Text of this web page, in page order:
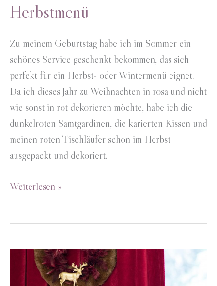
Herbstmenü
Zu meinem Geburtstag habe ich im Sommer ein
schönes Service geschenkt bekommen, das sich
perfekt für ein Herbst- oder Wintermenü eignet.
Da ich dieses Jahr zu Weihnachten in rosa und nicht
wie sonst in rot dekorieren möchte, habe ich die
dunkelroten Samtgardinen, die karierten Kissen und
meinen roten Tischläufer schon im Herbst
ausgepackt und dekoriert.
Herbstmenü
Weiterlesen »